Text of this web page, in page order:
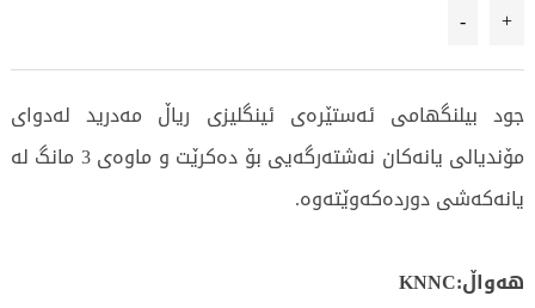
+
-
جود بیلنگهامی ئەستێرەی ئینگلیزی ریاڵ مەدرید لەدوای
مۆندیالی یانەكان نەشتەرگەیی بۆ دەكرێت و ماوەی 3 مانگ لە
یانەكەشی دوردەكەوێتەوە.
هەواڵ:KNNC